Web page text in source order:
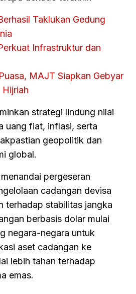
Taklukan Gedung
Infrastruktur dan
MAJT Siapkan Gebyar
Hijriah
strategi lindung nilai
uang fiat, inflasi, serta
geopolitik dan
global.
pergeseran
cadangan devisa
terhadap stabilitas jangka
berbasis dolar mulai
negara-negara untuk
aset cadangan ke
lebih tahan terhadap
emas.